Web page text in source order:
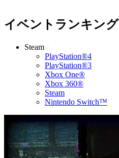
イベントランキング
Steam
PlayStation®4
PlayStation®3
Xbox One®
Xbox 360®
Steam
Nintendo Switch™